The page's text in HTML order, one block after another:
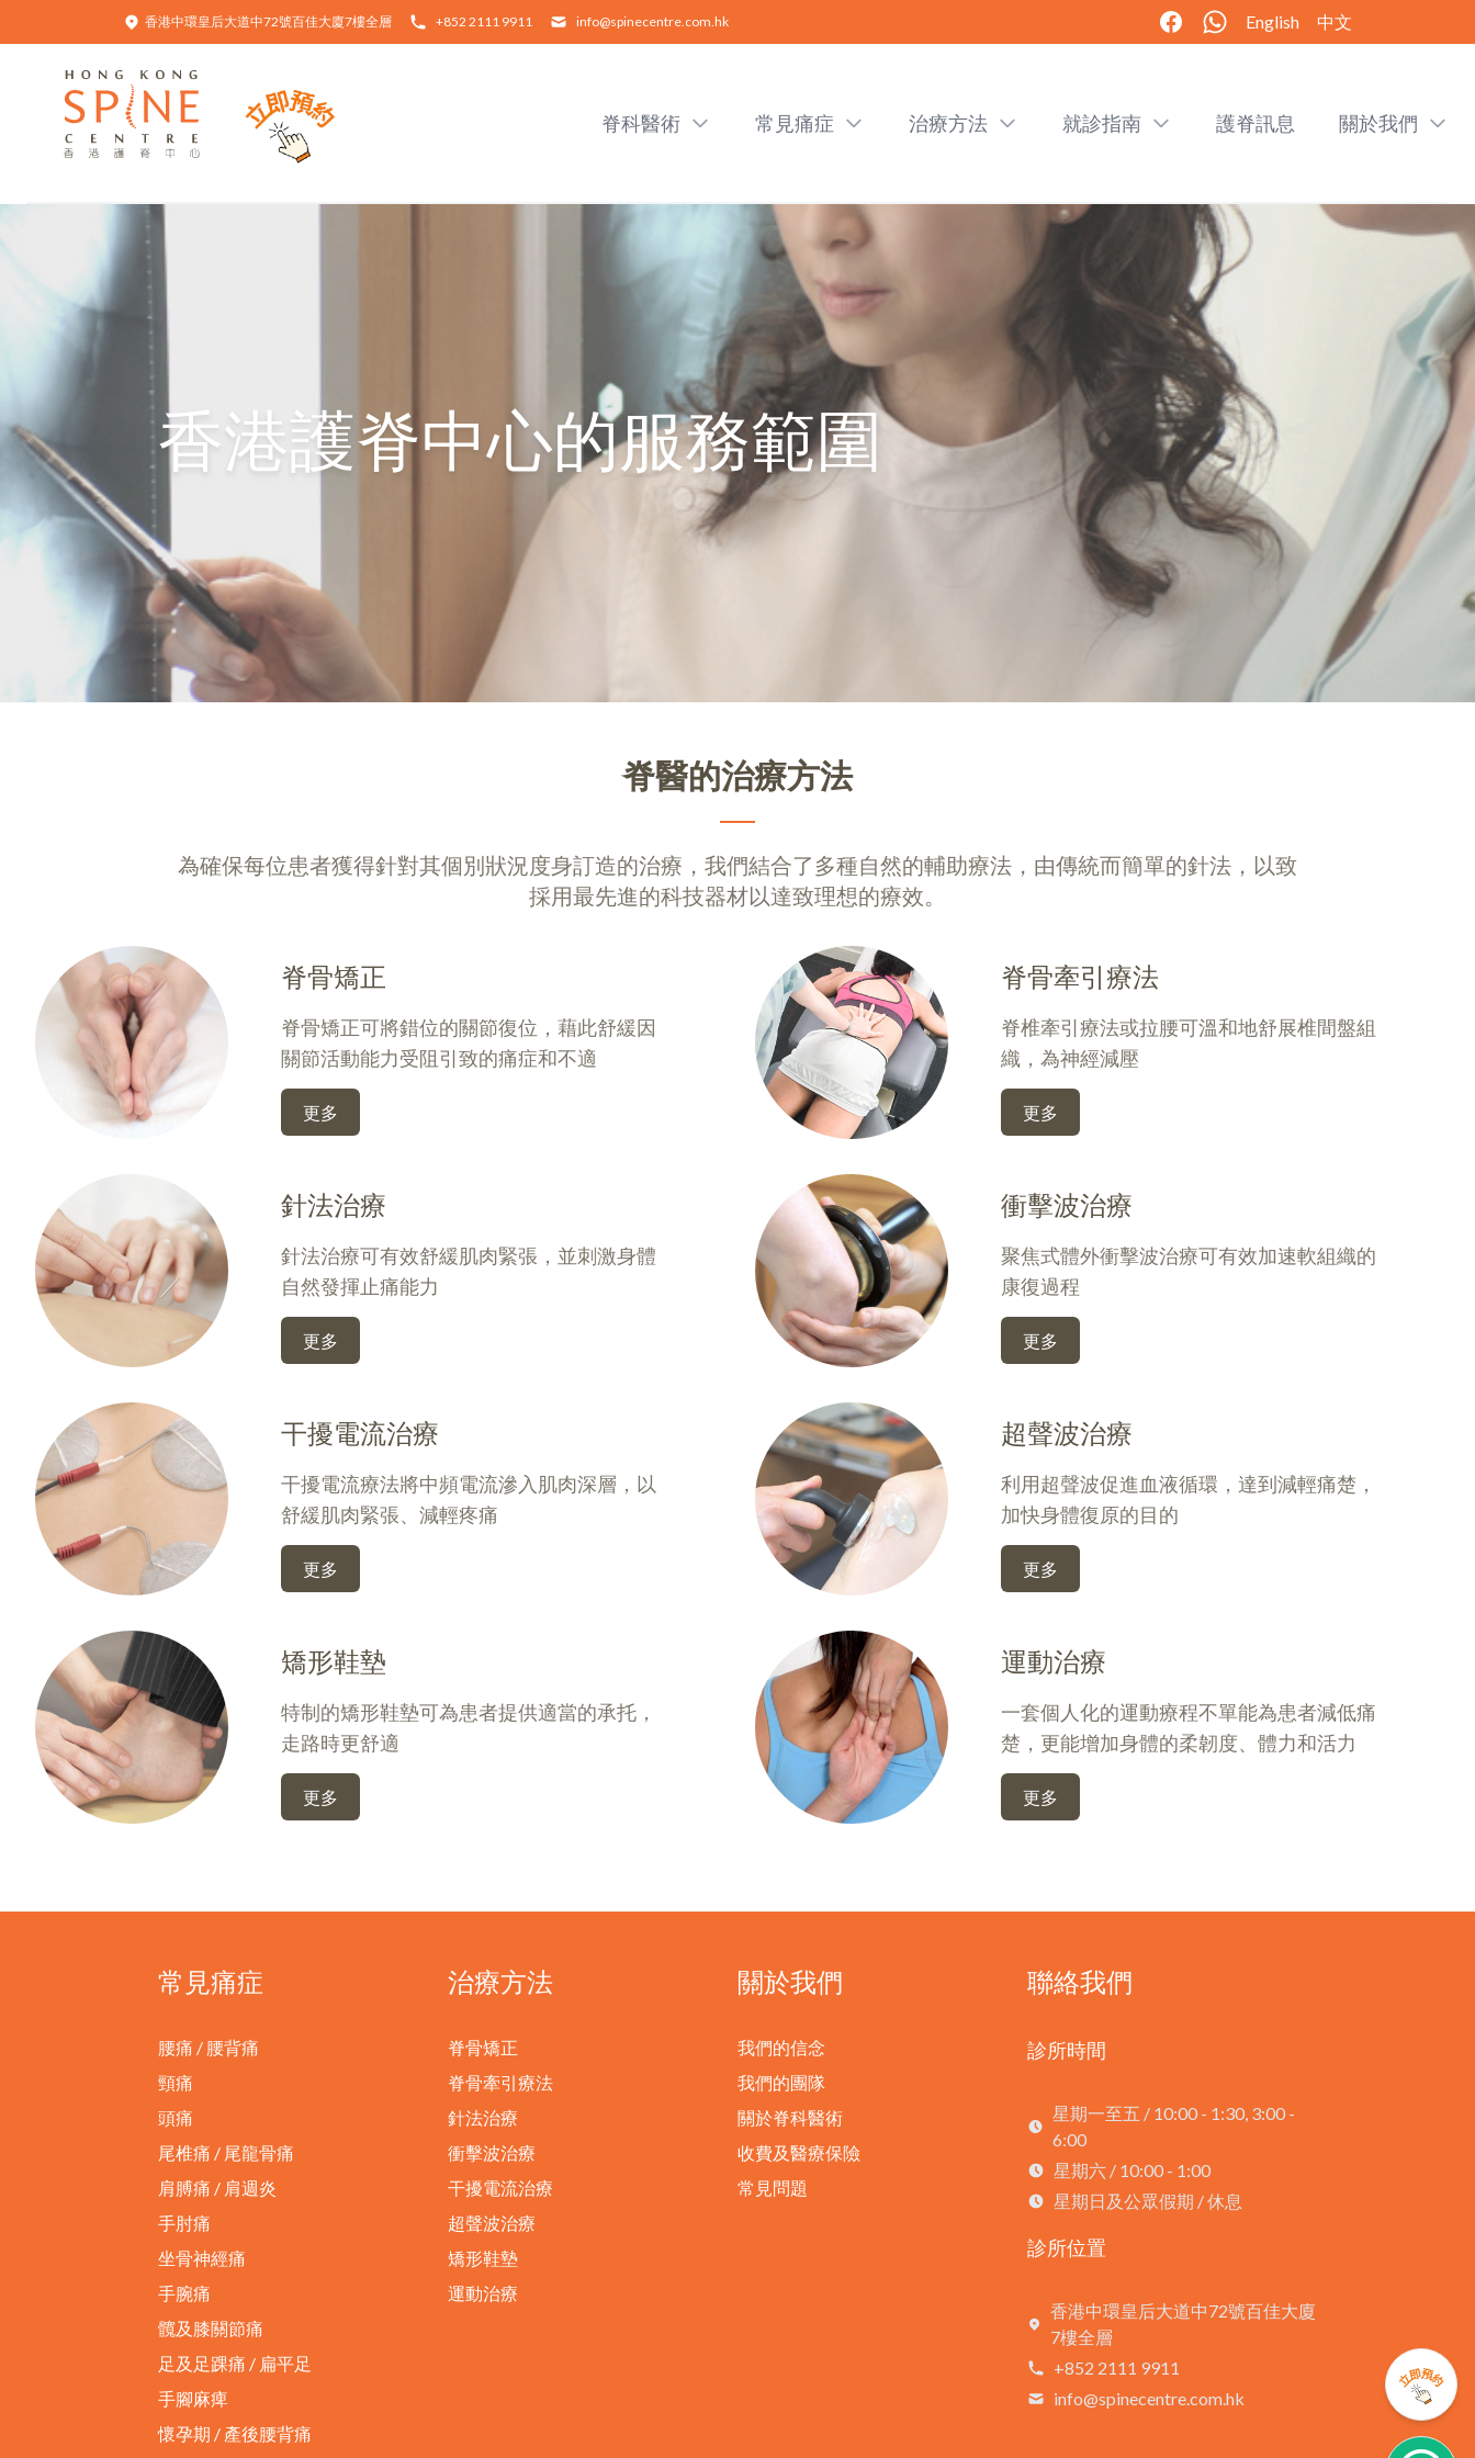
香港中環皇后大道中72號百佳大廈7樓全層 +852 2111 9911 info@spinecentre.com.hk English 中文
Hong Kong Spine Centre
脊科醫術 常見痛症 治療方法 就診指南 護脊訊息 關於我們
香港護脊中心的服務範圍
脊醫的治療方法
為確保每位患者獲得針對其個別狀況度身訂造的治療，我們結合了多種自然的輔助療法，由傳統而簡單的針法，以致
採用最先進的科技器材以達致理想的療效。
脊骨矯正
脊骨矯正可將錯位的關節復位，藉此舒緩因
關節活動能力受阻引致的痛症和不適
更多
脊骨牽引療法
脊椎牽引療法或拉腰可溫和地舒展椎間盤組
織，為神經減壓
更多
針法治療
針法治療可有效舒緩肌肉緊張，並刺激身體
自然發揮止痛能力
更多
衝擊波治療
聚焦式體外衝擊波治療可有效加速軟組織的
康復過程
更多
干擾電流治療
干擾電流療法將中頻電流滲入肌肉深層，以
舒緩肌肉緊張、減輕疼痛
更多
超聲波治療
利用超聲波促進血液循環，達到減輕痛楚，
加快身體復原的目的
更多
矯形鞋墊
特制的矯形鞋墊可為患者提供適當的承托，
走路時更舒適
更多
運動治療
一套個人化的運動療程不單能為患者減低痛
楚，更能增加身體的柔韌度、體力和活力
更多
常見痛症
腰痛 / 腰背痛
頸痛
頭痛
尾椎痛 / 尾龍骨痛
肩膊痛 / 肩週炎
手肘痛
坐骨神經痛
手腕痛
髖及膝關節痛
足及足踝痛 / 扁平足
手腳麻痺
懷孕期 / 產後腰背痛
治療方法
脊骨矯正
脊骨牽引療法
針法治療
衝擊波治療
干擾電流治療
超聲波治療
矯形鞋墊
運動治療
關於我們
我們的信念
我們的團隊
關於脊科醫術
收費及醫療保險
常見問題
聯絡我們
診所時間
星期一至五 / 10:00 - 1:30, 3:00 -
6:00
星期六 / 10:00 - 1:00
星期日及公眾假期 / 休息
診所位置
香港中環皇后大道中72號百佳大廈
7樓全層
+852 2111 9911
info@spinecentre.com.hk